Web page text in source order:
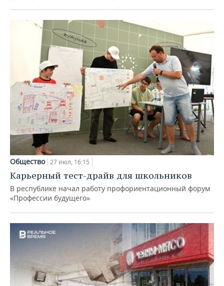
Общество 27 июл, 16:15
Карьерный тест-драйв для школьников
В республике начал работу профориентационный форум
«Профессии будущего»